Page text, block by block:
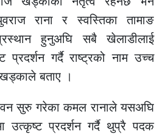
राना र स्वस्तिका तामाङ
हुनुअघि सबै खेलाडीलाई
प्रदर्शन गर्दै राष्ट्रको नाम उच्च
बताए ।
सुरु गरेका कमल रानाले यसअघि
उत्कृष्ट प्रदर्शन गर्दै थुप्रै पदक